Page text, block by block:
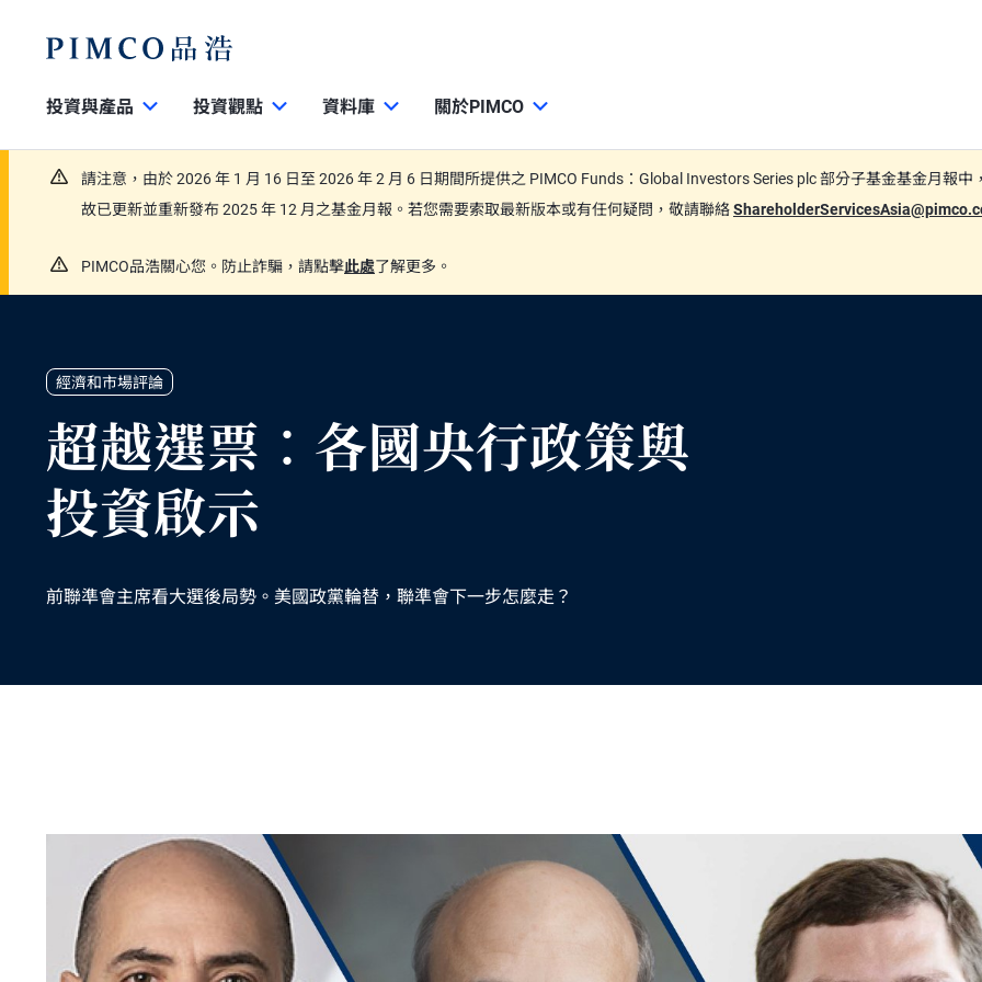
投資與產品 投資觀點 資料庫 關於PIMCO
請注意，由於 2026 年 1 月 16 日至 2026 年 2 月 6 日期間所提供之 PIMCO Funds：Global Investors Series plc 部分子基金基金月報
故已更新並重新發布 2025 年 12 月之基金月報。若您需要索取最新版本或有任何疑問，敬請聯絡
PIMCO品浩關心您。防止詐騙，請點擊此處了解更多。
經濟和市場評論
超越選票：各國央行政策與
投資啟示
前聯準會主席看大選後局勢。美國政黨輪替，聯準會下一步怎麼走？